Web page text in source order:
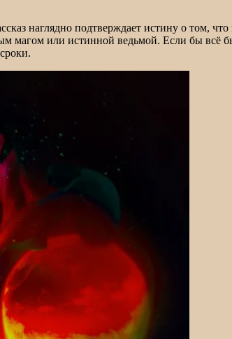
наглядно подтверждает истину о том,
магом или истинной ведьмой. Если бы всё